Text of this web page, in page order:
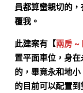
員都算蠻親切的
覆我。
此建案有【兩房 ~
置平面車位，身
的，畢竟永和地
的目前可以配置